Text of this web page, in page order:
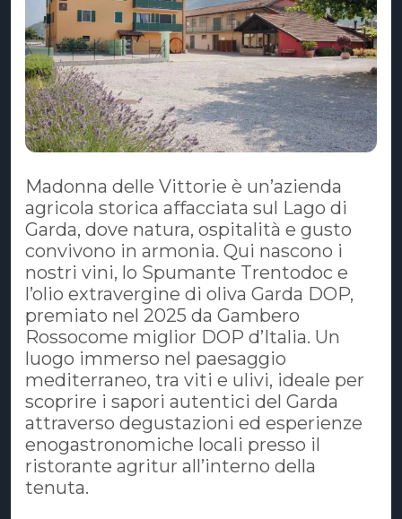
Madonna delle Vittorie è un’azienda
agricola storica affacciata sul Lago di
Garda, dove natura, ospitalità e gusto
convivono in armonia. Qui nascono i
nostri vini, lo Spumante Trentodoc e
l’olio extravergine di oliva Garda DOP,
premiato nel 2025 da Gambero
Rossocome miglior DOP d’Italia. Un
luogo immerso nel paesaggio
mediterraneo, tra viti e ulivi, ideale per
scoprire i sapori autentici del Garda
attraverso degustazioni ed esperienze
enogastronomiche locali presso il
ristorante agritur all’interno della
tenuta.